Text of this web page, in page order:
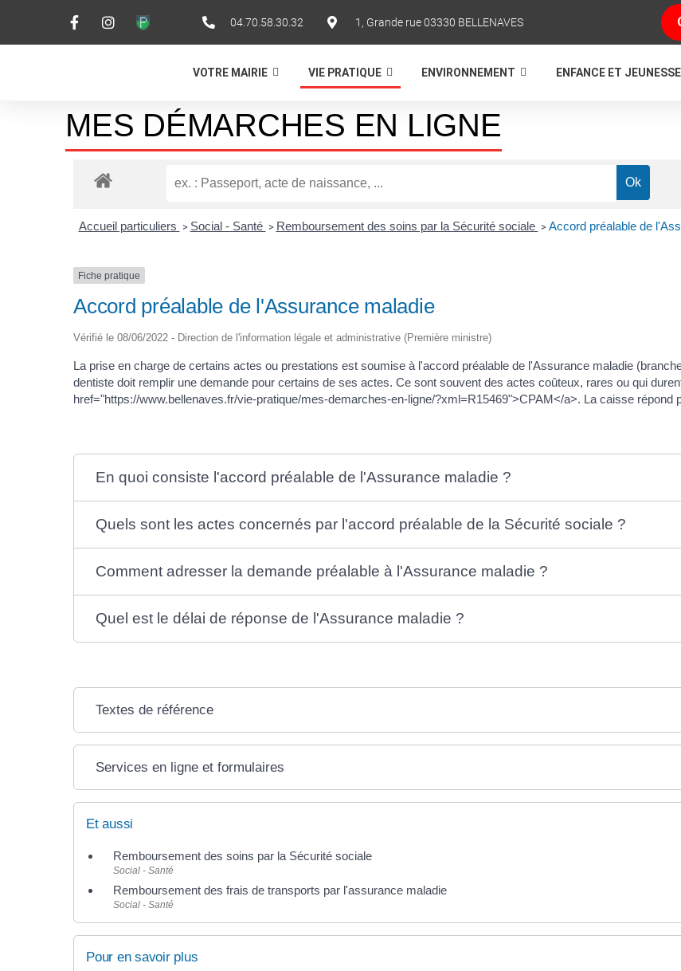
04.70.58.30.32 1, Grande rue 03330 BELLENAVES
VOTRE MAIRIE VIE PRATIQUE ENVIRONNEMENT ENFANCE ET JEUNESSE
MES DÉMARCHES EN LIGNE
Accueil particuliers > Social - Santé > Remboursement des soins par la Sécurité sociale > Accord préalable de
Fiche pratique
Accord préalable de l'Assurance maladie
Vérifié le 08/06/2022 - Direction de l'information légale et administrative (Première ministre)
La prise en charge de certains actes ou prestations est soumise à l'accord préalable de l'Assurance maladie
dentiste doit remplir une demande pour certains de ses actes. Ce sont souvent des actes coûteux, rares ou qui
href="https://www.bellenaves.fr/vie-pratique/mes-demarches-en-ligne/?xml=R15469">CPAM</a>. La caisse répond
En quoi consiste l'accord préalable de l'Assurance maladie ?
Quels sont les actes concernés par l'accord préalable de la Sécurité sociale ?
Comment adresser la demande préalable à l'Assurance maladie ?
Quel est le délai de réponse de l'Assurance maladie ?
Textes de référence
Services en ligne et formulaires
Et aussi
Remboursement des soins par la Sécurité sociale
Social - Santé
Remboursement des frais de transports par l'assurance maladie
Social - Santé
Pour en savoir plus